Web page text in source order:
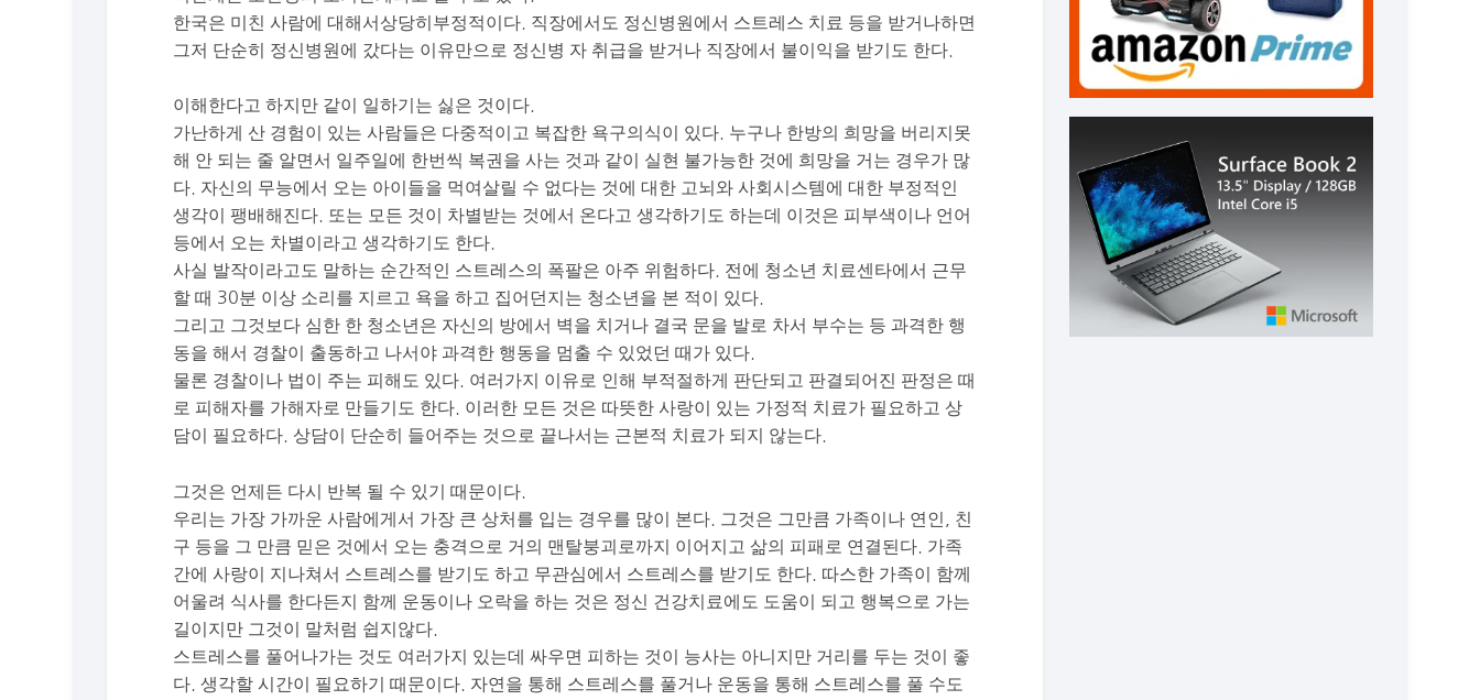
한국은 미친 사람에 대해서상당히부정적이다. 직장에서도 정신병원에서 스트레스 치료 등을 받거나하면
그저 단순히 정신병원에 갔다는 이유만으로 정신병 자 취급을 받거나 직장에서 불이익을 받기도 한다.
이해한다고 하지만 같이 일하기는 싫은 것이다.
가난하게 산 경험이 있는 사람들은 다중적이고 복잡한 욕구의식이 있다. 누구나 한방의 희망을 버리지못
해 안 되는 줄 알면서 일주일에 한번씩 복권을 사는 것과 같이 실현 불가능한 것에 희망을 거는 경우가 많
다. 자신의 무능에서 오는 아이들을 먹여살릴 수 없다는 것에 대한 고뇌와 사회시스템에 대한 부정적인
생각이 팽배해진다. 또는 모든 것이 차별받는 것에서 온다고 생각하기도 하는데 이것은 피부색이나 언어
등에서 오는 차별이라고 생각하기도 한다.
사실 발작이라고도 말하는 순간적인 스트레스의 폭팔은 아주 위험하다. 전에 청소년 치료센타에서 근무
할 때 30분 이상 소리를 지르고 욕을 하고 집어던지는 청소년을 본 적이 있다.
그리고 그것보다 심한 한 청소년은 자신의 방에서 벽을 치거나 결국 문을 발로 차서 부수는 등 과격한 행
동을 해서 경찰이 출동하고 나서야 과격한 행동을 멈출 수 있었던 때가 있다.
물론 경찰이나 법이 주는 피해도 있다. 여러가지 이유로 인해 부적절하게 판단되고 판결되어진 판정은 때
로 피해자를 가해자로 만들기도 한다. 이러한 모든 것은 따뜻한 사랑이 있는 가정적 치료가 필요하고 상
담이 필요하다. 상담이 단순히 들어주는 것으로 끝나서는 근본적 치료가 되지 않는다.
그것은 언제든 다시 반복 될 수 있기 때문이다.
우리는 가장 가까운 사람에게서 가장 큰 상처를 입는 경우를 많이 본다. 그것은 그만큼 가족이나 연인, 친
구 등을 그 만큼 믿은 것에서 오는 충격으로 거의 맨탈붕괴로까지 이어지고 삶의 피패로 연결된다. 가족
간에 사랑이 지나쳐서 스트레스를 받기도 하고 무관심에서 스트레스를 받기도 한다. 따스한 가족이 함께
어울려 식사를 한다든지 함께 운동이나 오락을 하는 것은 정신 건강치료에도 도움이 되고 행복으로 가는
길이지만 그것이 말처럼 쉽지않다.
스트레스를 풀어나가는 것도 여러가지 있는데 싸우면 피하는 것이 능사는 아니지만 거리를 두는 것이 좋
다. 생각할 시간이 필요하기 때문이다. 자연을 통해 스트레스를 풀거나 운동을 통해 스트레스를 풀 수도